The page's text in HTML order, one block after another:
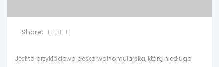
Share:
Jest to przykładowa deska wolnomularska, którą niedługo